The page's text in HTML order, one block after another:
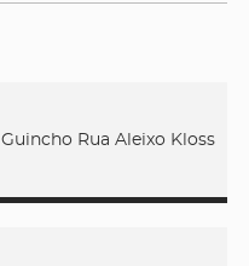
Guincho Rua Aleixo Kloss